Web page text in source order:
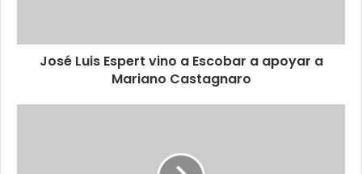
José Luis Espert vino a Escobar a apoyar a
Mariano Castagnaro